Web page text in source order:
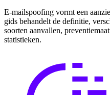
E-mailspoofing vormt een
gids behandelt de definitie,
soorten aanvallen,
statistieken.